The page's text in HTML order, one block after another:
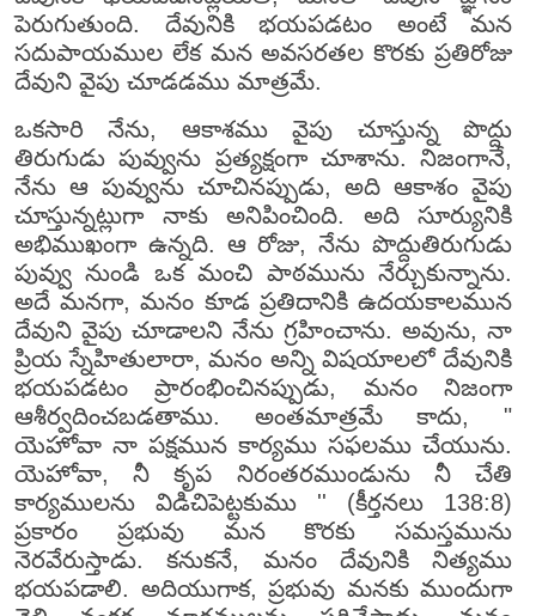
పెరుగుతుంది. దేవునికి భయపడటం అంటే మన
సదుపాయముల లేక మన అవసరతల కొరకు ప్రతిరోజు
దేవుని వైపు చూడడము మాత్రమే.
ఒకసారి నేను, ఆకాశము వైపు చూస్తున్న పొద్దు
తిరుగుడు పువ్వును ప్రత్యక్షంగా చూశాను. నిజంగానే,
నేను ఆ పువ్వును చూచినప్పుడు, అది ఆకాశం వైపు
చూస్తున్నట్లుగా నాకు అనిపించింది. అది సూర్యునికి
అభిముఖంగా ఉన్నది. ఆ రోజు, నేను పొద్దుతిరుగుడు
పువ్వు నుండి ఒక మంచి పాఠమును నేర్చుకున్నాను.
అదే మనగా, మనం కూడ ప్రతిదానికి ఉదయకాలమున
దేవుని వైపు చూడాలని నేను గ్రహించాను. అవును, నా
ప్రియ స్నేహితులారా, మనం అన్ని విషయాలలో దేవునికి
భయపడటం ప్రారంభించినప్పుడు, మనం నిజంగా
ఆశీర్వదించబడతాము. అంతమాత్రమే కాదు, "
యెహోవా నా పక్షమున కార్యము సఫలము చేయును.
యెహోవా, నీ కృప నిరంతరముండును నీ చేతి
కార్యములను విడిచిపెట్టకుము '' (కీర్తనలు 138:8)
ప్రకారం ప్రభువు మన కొరకు సమస్తమును
నెరవేరుస్తాడు. కనుకనే, మనం దేవునికి నిత్యము
భయపడాలి. అదియుగాక, ప్రభువు మనకు ముందుగా